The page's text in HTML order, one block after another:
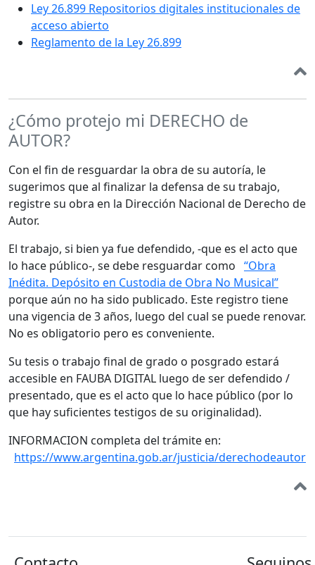
Ley 26.899 Repositorios digitales institucionales de
acceso abierto
Reglamento de la Ley 26.899
¿Cómo protejo mi DERECHO de
AUTOR?
Con el fin de resguardar la obra de su autoría, le
sugerimos que al finalizar la defensa de su trabajo,
registre su obra en la Dirección Nacional de Derecho de
Autor.
El trabajo, si bien ya fue defendido, -que es el acto que
lo hace público-, se debe resguardar como “Obra
Inédita. Depósito en Custodia de Obra No Musical”
porque aún no ha sido publicado. Este registro tiene
una vigencia de 3 años, luego del cual se puede renovar.
No es obligatorio pero es conveniente.
Su tesis o trabajo final de grado o posgrado estará
accesible en FAUBA DIGITAL luego de ser defendido /
presentado, que es el acto que lo hace público (por lo
que hay suficientes testigos de su originalidad).
INFORMACION completa del trámite en:
https://www.argentina.gob.ar/justicia/derechodeautor